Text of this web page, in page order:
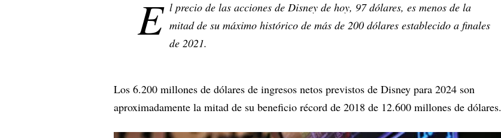
E l precio de las acciones de Disney de hoy, 97 dólares, es menos de la
mitad de su máximo histórico de más de 200 dólares establecido a finales
de 2021.
Los 6.200 millones de dólares de ingresos netos previstos de Disney para 2024 son
aproximadamente la mitad de su beneficio récord de 2018 de 12.600 millones de dólares.